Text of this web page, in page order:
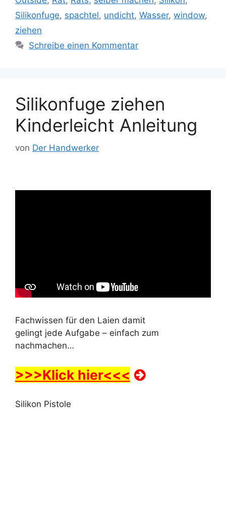
Silikonfuge, spachtel, undicht, Wasser, window,
ziehen
Schreibe einen Kommentar
Silikonfuge ziehen
Kinderleicht Anleitung
von Der Handwerker
Fachwissen für den Laien damit
gelingt jede Aufgabe – einfach zum
nachmachen…
>>>Klick hier<<<
Silikon Pistole